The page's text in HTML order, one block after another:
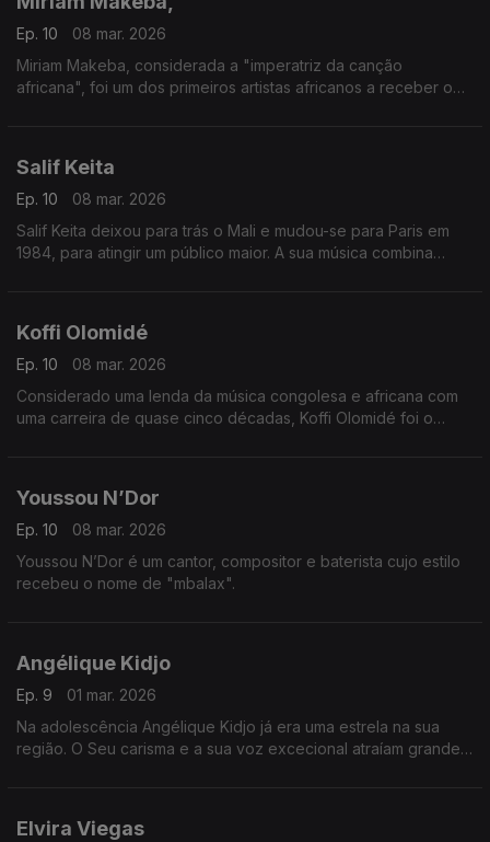
Ep. 10
08 mar. 2026
Miriam Makeba, considerada a "imperatriz da canção
africana", foi um dos primeiros artistas africanos a receber o
Salif Keita
Ep. 10
08 mar. 2026
Salif Keita deixou para trás o Mali e mudou-se para Paris em
1984, para atingir um público maior. A sua música combina
Koffi Olomidé
Ep. 10
08 mar. 2026
Considerado uma lenda da música congolesa e africana com
uma carreira de quase cinco décadas, Koffi Olomidé foi o
Youssou N’Dor
Ep. 10
08 mar. 2026
Youssou N’Dor é um cantor, compositor e baterista cujo estilo
recebeu o nome de "mbalax".
Angélique Kidjo
Ep. 9
01 mar. 2026
Na adolescência Angélique Kidjo já era uma estrela na sua
região. O Seu carisma e a sua voz excecional atraíam grande
Elvira Viegas